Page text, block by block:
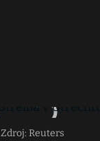
Zdroj: Reuters